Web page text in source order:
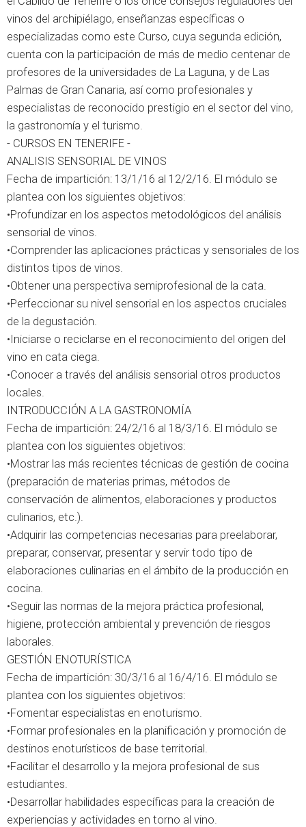
vinos del archipiélago, enseñanzas específicas o
especializadas como este Curso, cuya segunda edición,
cuenta con la participación de más de medio centenar de
profesores de la universidades de La Laguna, y de Las
Palmas de Gran Canaria, así como profesionales y
especialistas de reconocido prestigio en el sector del vino,
la gastronomía y el turismo.
- CURSOS EN TENERIFE -
ANALISIS SENSORIAL DE VINOS
Fecha de impartición: 13/1/16 al 12/2/16. El módulo se
plantea con los siguientes objetivos:
•Profundizar en los aspectos metodológicos del análisis
sensorial de vinos.
•Comprender las aplicaciones prácticas y sensoriales de los
distintos tipos de vinos.
•Obtener una perspectiva semiprofesional de la cata.
•Perfeccionar su nivel sensorial en los aspectos cruciales
de la degustación.
•Iniciarse o reciclarse en el reconocimiento del origen del
vino en cata ciega.
•Conocer a través del análisis sensorial otros productos
locales.
INTRODUCCIÓN A LA GASTRONOMÍA
Fecha de impartición: 24/2/16 al 18/3/16. El módulo se
plantea con los siguientes objetivos:
•Mostrar las más recientes técnicas de gestión de cocina
(preparación de materias primas, métodos de
conservación de alimentos, elaboraciones y productos
culinarios, etc.).
•Adquirir las competencias necesarias para preelaborar,
preparar, conservar, presentar y servir todo tipo de
elaboraciones culinarias en el ámbito de la producción en
cocina.
•Seguir las normas de la mejora práctica profesional,
higiene, protección ambiental y prevención de riesgos
laborales.
GESTIÓN ENOTURÍSTICA
Fecha de impartición: 30/3/16 al 16/4/16. El módulo se
plantea con los siguientes objetivos:
•Fomentar especialistas en enoturismo.
•Formar profesionales en la planificación y promoción de
destinos enoturísticos de base territorial.
•Facilitar el desarrollo y la mejora profesional de sus
estudiantes.
•Desarrollar habilidades específicas para la creación de
experiencias y actividades en torno al vino.